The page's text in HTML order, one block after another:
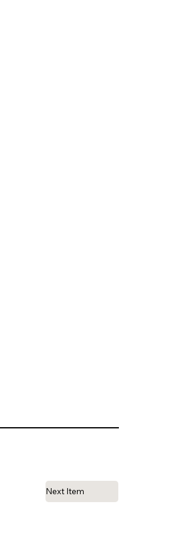
Next Item